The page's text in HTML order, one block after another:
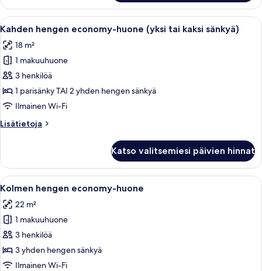
huone
(yksi
tai
sänkyä),
parveke
Avaa
kaikki
huonetyypin
Kahden
hengen
economy-
huone
tai
kuvat
Hotellihuone, jossa on sänky,
5
Kahden hengen economy-huone (yksi tai kaksi sänkyä)
18 m²
1 makuuhuone
3 henkilöä
1 parisänky TAI 2 yhden hengen sänkyä
Ilmainen Wi-Fi
Lisätietoja
Lisätietoja
economy-
huone
(yksi
kaksi
sänkyä)
Katso valitsemiesi päivien hinnat
Avaa
kaikki
huonetyypin
Kolmen
hengen
economy-
huone
Hotellihuone, jossa on sänky,
7
Kolmen hengen economy-huone
22 m²
1 makuuhuone
3 henkilöä
3 yhden hengen sänkyä
Ilmainen Wi-Fi